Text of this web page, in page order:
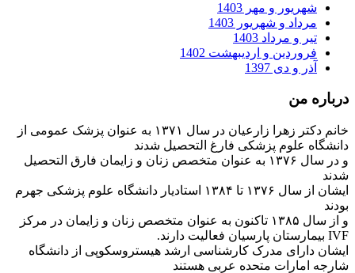
شهریور و مهر 1403
مرداد و شهریور 1403
تیر و مرداد 1403
فروردین و اردیبهشت 1402
آذر و دی 1397
درباره من
خانم دکتر زهرا زارعیان در سال ۱۳۷۱ به عنوان پزشک عمومی از
دانشگاه علوم پزشکی فارغ التحصیل شدند
و در سال ۱۳۷۶ به عنوان متخصص زنان و زایمان فارق التحصیل
شدند
ایشان از سال ۱۳۷۶ تا ۱۳۸۴ استادیار دانشگاه علوم پزشکی جهرم
بودند
و از سال ۱۳۸۵ تاکنون به عنوان متخصص زنان و زایمان در مرکز
IVF بیمارستان پارسیان فعالیت دارند.
ایشان دارای مدرک کارشناسی ارشد هیستروسکوپی از دانشگاه
شارجه امارات متحده عربی هستند